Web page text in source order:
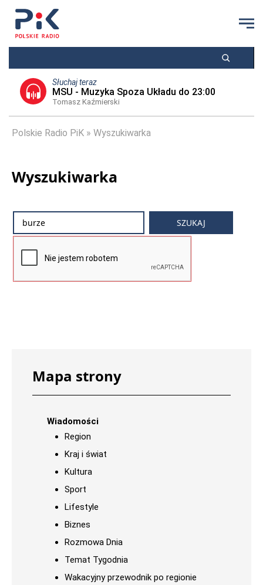
Słuchaj teraz
MSU - Muzyka Spoza Układu do 23:00
Tomasz Kaźmierski
Polskie Radio PiK Wyszukiwarka
Wyszukiwarka
Mapa strony
Wiadomości
Region
Kraj i świat
Kultura
Sport
Lifestyle
Biznes
Rozmowa Dnia
Temat Tygodnia
Wakacyjny przewodnik po regionie